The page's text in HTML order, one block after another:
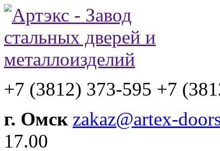
+7 (3812) 373-595 +7
г. Омск zakaz@artex-
17.00